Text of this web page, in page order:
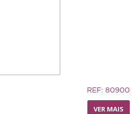
REF: 80900
VER MAIS